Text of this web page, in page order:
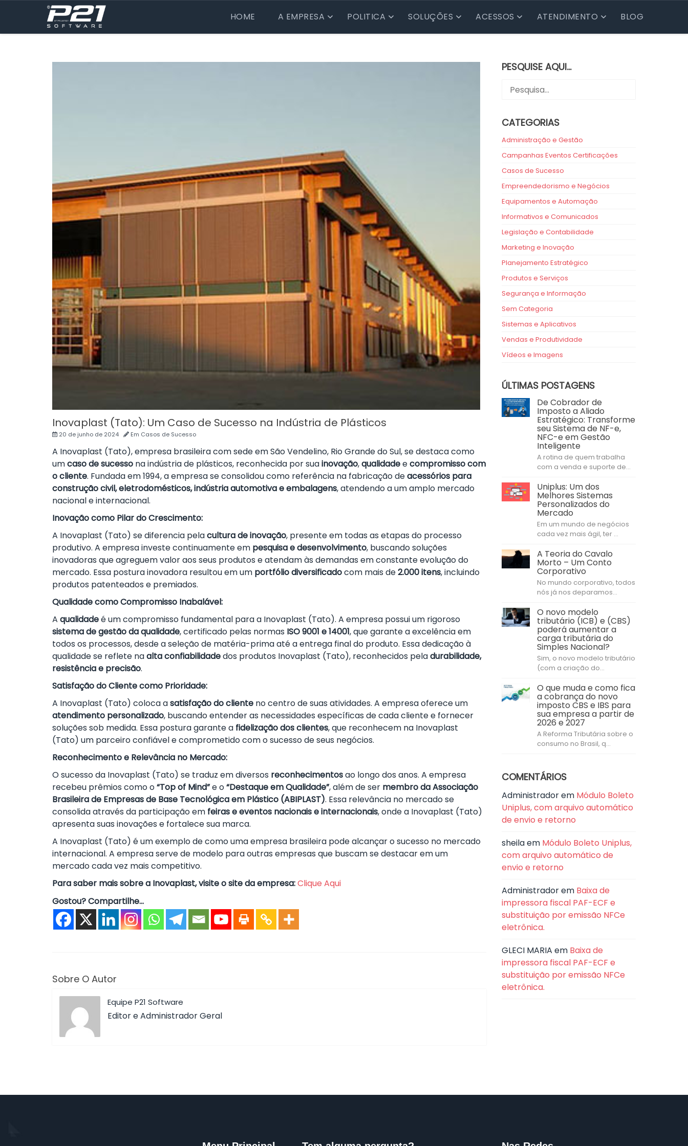
HOME A EMPRESA POLITICA SOLUÇÕES ACESSOS ATENDIMENTO BLOG
Inovaplast (Tato): Um Caso de Sucesso na Indústria de Plásticos
20 de junho de 2024 Em Casos de Sucesso
A Inovaplast (Tato), empresa brasileira com sede em São Vendelino, Rio Grande do Sul, se destaca como
umcaso de sucesso na indústria de plásticos, reconhecida por suainovação,qualidadeecompromisso com
o cliente. Fundada em 1994, a empresa se consolidou como referência na fabricação deacessórios para
construção civil, eletrodomésticos, indústria automotiva e embalagens, atendendo a um amplo mercado
nacional e internacional.
Inovação como Pilar do Crescimento:
A Inovaplast (Tato) se diferencia pelacultura de inovação, presente em todas as etapas do processo
produtivo. A empresa investe continuamente em pesquisa e desenvolvimento, buscando soluções
inovadoras que agreguem valor aos seus produtos e atendam às demandas em constante evolução do
mercado. Essa postura inovadora resultou em um portfólio diversificadocom mais de2.000 itens, incluindo
produtos patenteados e premiados.
Qualidade como Compromisso Inabalável:
A qualidadeé um compromisso fundamental para a Inovaplast (Tato). A empresa possui um rigoroso
sistema de gestão da qualidade, certificado pelas normas ISO 9001 e 14001, que garante a excelência em
todos os processos, desde a seleção de matéria-prima até a entrega final do produto. Essa dedicação à
qualidade se reflete naalta confiabilidadedos produtos Inovaplast (Tato), reconhecidos peladurabilidade,
resistência e precisão.
Satisfação do Cliente como Prioridade:
A Inovaplast (Tato) coloca asatisfação do cliente no centro de suas atividades. A empresa oferece um
atendimento personalizado, buscando entender as necessidades específicas de cada cliente e fornecer
soluções sob medida. Essa postura garante a fidelização dos clientes, que reconhecem na Inovaplast
(Tato) um parceiro confiável e comprometido com o sucesso de seus negócios.
Reconhecimento e Relevância no Mercado:
O sucesso da Inovaplast (Tato) se traduz em diversos reconhecimentosao longo dos anos. A empresa
recebeu prêmios como o“Top of Mind”e o“Destaque em Qualidade”, além de ser membro da Associação
Brasileira de Empresas de Base Tecnológica em Plástico (ABIPLAST). Essa relevância no mercado se
consolida através da participação em feiras e eventos nacionais e internacionais, onde a Inovaplast (Tato)
apresenta suas inovações e fortalece sua marca.
A Inovaplast (Tato) é um exemplo de como uma empresa brasileira pode alcançar o sucesso no mercado
internacional. A empresa serve de modelo para outras empresas que buscam se destacar em um
mercado cada vez mais competitivo.
Para saber mais sobre a Inovaplast, visite o site da empresa:Clique Aqui
Gostou? Compartilhe...
Sobre O Autor
Equipe P21 Software
Editor e Administrador Geral
PESQUISE AQUI…
CATEGORIAS
Administração e Gestão
Campanhas Eventos Certificações
Casos de Sucesso
Empreendedorismo e Negócios
Equipamentos e Automação
Informativos e Comunicados
Legislação e Contabilidade
Marketing e Inovação
Planejamento Estratégico
Produtos e Serviços
Segurança e Informação
Sem Categoria
Sistemas e Aplicativos
Vendas e Produtividade
Vídeos e Imagens
ÚLTIMAS POSTAGENS
De Cobrador de
Imposto a Aliado
Estratégico: Transforme
seu Sistema de NF-e,
NFC-e em Gestão
Inteligente
A rotina de quem trabalha
com a venda e suporte de...
Uniplus: Um dos
Melhores Sistemas
Personalizados do
Mercado
Em um mundo de negócios
cada vez mais ágil, ter ...
A Teoria do Cavalo
Morto – Um Conto
Corporativo
No mundo corporativo, todos
nós já nos deparamos...
O novo modelo
tributário (ICB) e (CBS)
poderá aumentar a
carga tributária do
Simples Nacional?
Sim, o novo modelo tributário
(com a criação do...
O que muda e como fica
a cobrança do novo
imposto CBS e IBS para
sua empresa a partir de
2026 e 2027
A Reforma Tributária sobre o
consumo no Brasil, q...
COMENTÁRIOS
Administradorem Módulo Boleto
Uniplus, com arquivo automático
de envio e retorno
sheilaem Módulo Boleto Uniplus,
com arquivo automático de
envio e retorno
Administradorem Baixa de
impressora fiscal PAF-ECF e
substituição por emissão NFCe
eletrônica.
GLECI MARIA em Baixa de
impressora fiscal PAF-ECF e
substituição por emissão NFCe
eletrônica.